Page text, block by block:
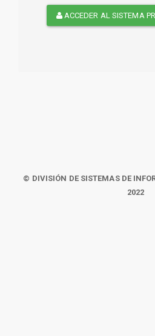
ACCEDER AL SISTEMA
© DIVISIÓN DE SISTEMAS DE
2022